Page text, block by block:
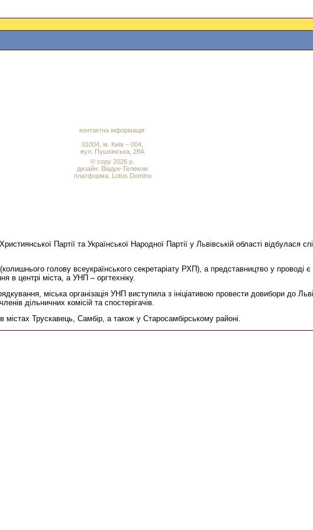
контактна інформація:
01004, м. Київ – 004,
вул. Пушкінська, 28А
© copy 2026 р.
дизайн: Віадук-Телеком
платформа: Lotus Domino
Партії та Української Народної Партії у Львівській області відбулася
голову всеукраїнського секретаріату РХП), а представництво у проводі
в центрі міста, а УНП – оргтехніку.
міська організація УНП виступила з ініціативою провести довибори до
дільничних комісій та спостерігачів.
Трускавець, Самбір, а також у Старосамбірському районі.